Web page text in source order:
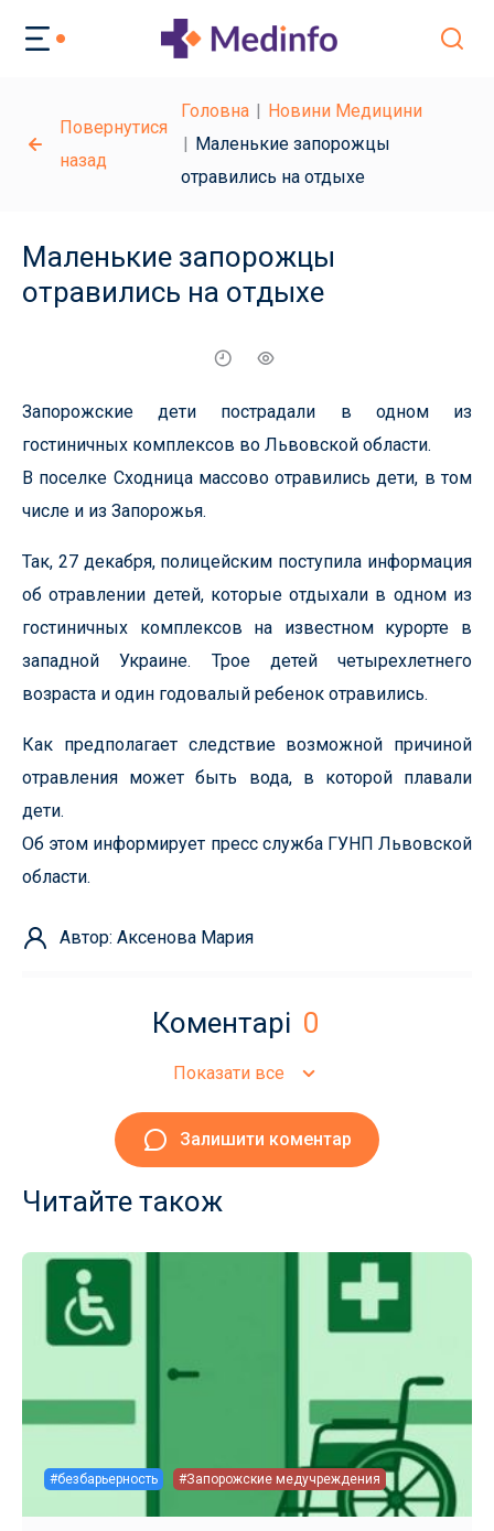
Повернутися
назад
Головна
Новини Медицини
Маленькие запорожцы
отравились на отдыхе
Маленькие запорожцы
отравились на отдыхе
Запорожские дети пострадали в одном из
гостиничных комплексов во Львовской области.
В поселке Сходница массово отравились дети, в том
числе и из Запорожья.
Так, 27 декабря, полицейским поступила информация
об отравлении детей, которые отдыхали в одном из
гостиничных комплексов на известном курорте в
западной Украине. Трое детей четырехлетнего
возраста и один годовалый ребенок отравились.
Как предполагает следствие возможной причиной
отравления может быть вода, в которой плавали
дети.
Об этом информирует пресс служба ГУНП Львовской
области.
Автор: Аксенова Мария
Коментарі 0
Показати все
Залишити коментар
Читайте також
#безбарьерность #Запорожские медучреждения